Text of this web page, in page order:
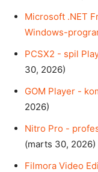
Microsoft .NET
Windows-
PCSX2 - spil
30, 2026)
GOM Player -
2026)
Nitro Pro -
(marts 30, 2026)
Filmora Video